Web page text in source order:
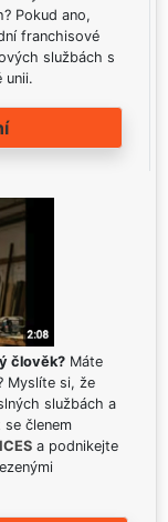
Pokud ano,
franchisové
službách s
unii.
člověk? Máte
Myslíte si, že
službách a
členem
a podnikejte